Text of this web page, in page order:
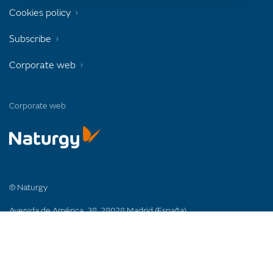
Corporate web
© Naturgy
Avenida de América, 38. 28028 Madrid (España)
Cookies policy
Subscribe
Corporate web